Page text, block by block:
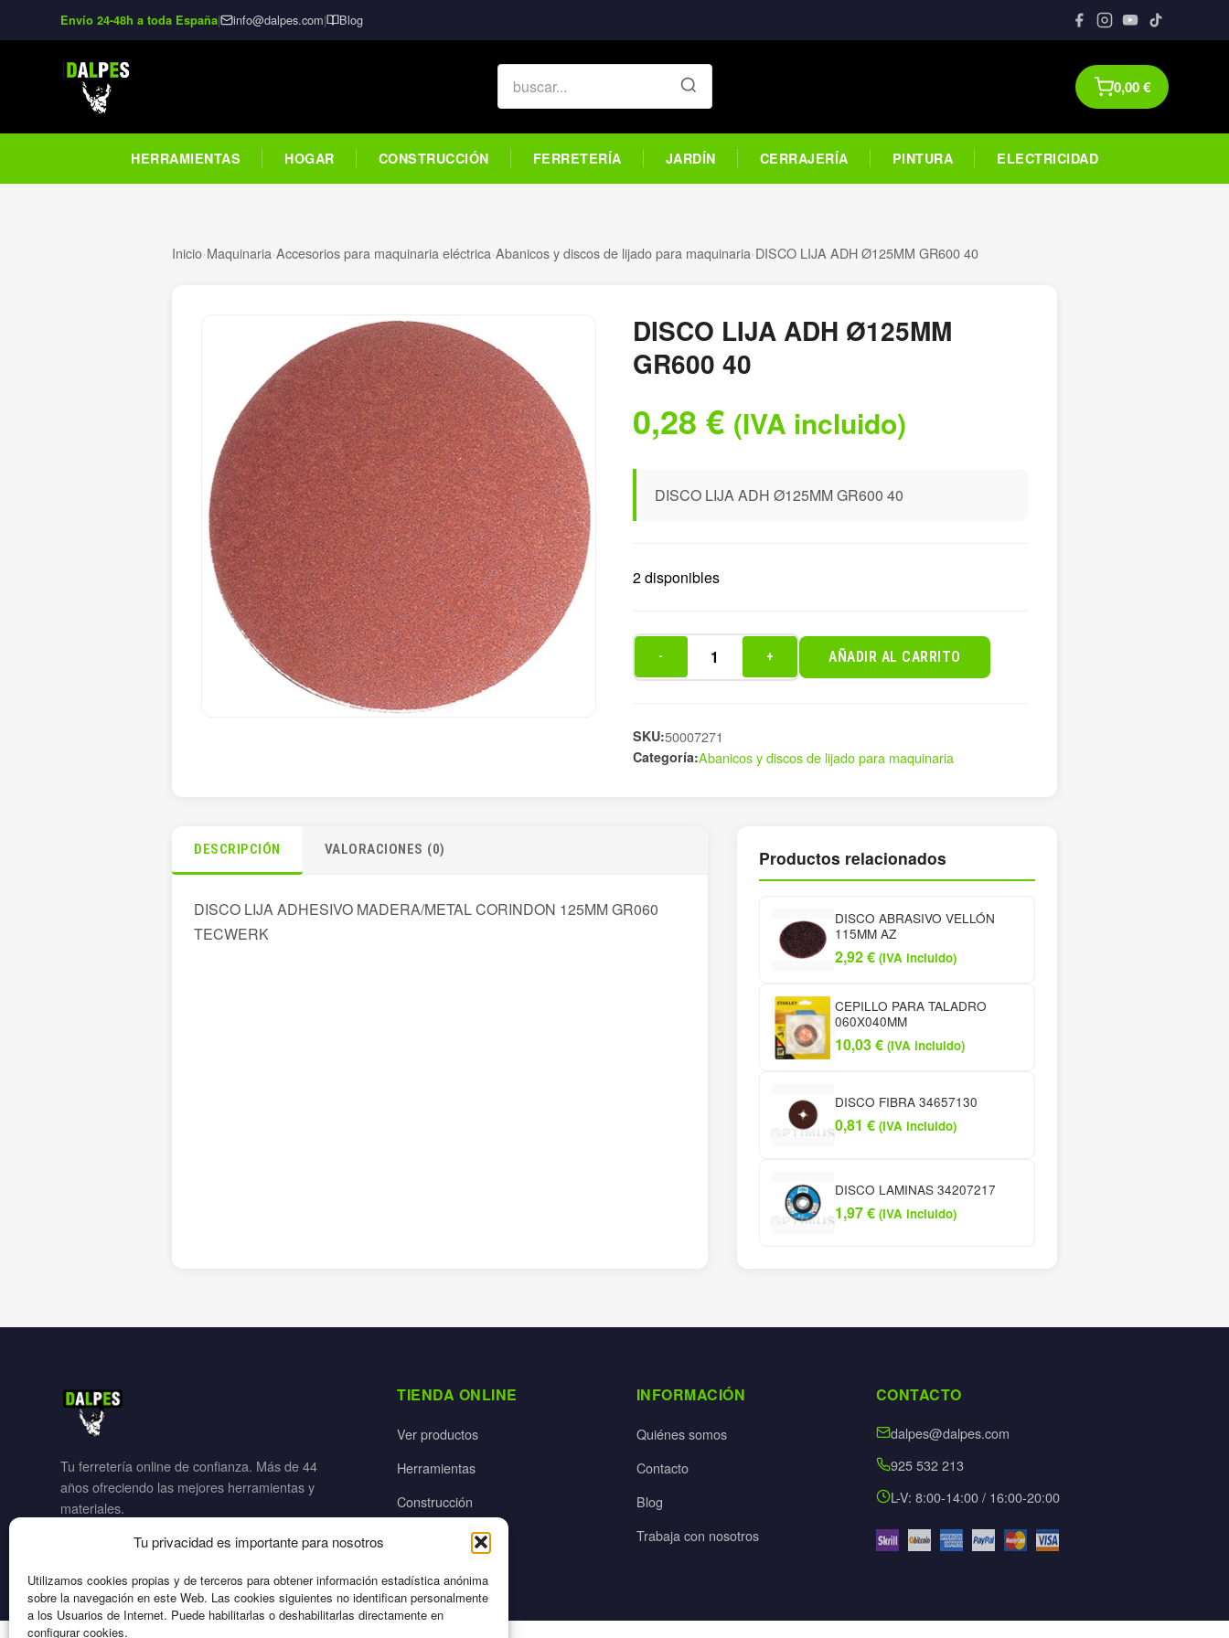
Tu privacidad es importante para nosotros
Utilizamos cookies propias y de terceros para obtener información estadística anónima
sobre la navegación en este Web. Las cookies siguientes no identifican personalmente
a los Usuarios de Internet. Puede habilitarlas o deshabilitarlas directamente en
configurar cookies.
Envío 24-48h a toda España| info@dalpes.com| Blog
0,00€
HERRAMIENTAS HOGAR CONSTRUCCIÓN FERRETERÍA JARDÍN CERRAJERÍA PINTURA ELECTRICIDAD
Inicio›Maquinaria›Accesorios para maquinaria eléctrica›Abanicos y discos de lijado para maquinaria›DISCO LIJA ADH Ø125MM GR600 40
DISCO LIJA ADH Ø125MM
GR600 40
0,28 € (IVA incluido)
DISCO LIJA ADH Ø125MM GR600 40
2 disponibles
Ø125MM
GR600
- + AÑADIR AL CARRITO
SKU:50007271
Categoría:Abanicos y discos de lijado para maquinaria
DESCRIPCIÓN VALORACIONES (0)
DISCO LIJA ADHESIVO MADERA/METAL CORINDON 125MM GR060
TECWERK
Productos relacionados
DISCO ABRASIVO VELLÓN
115MM AZ
2,92€ (IVA incluido)
CEPILLO PARA TALADRO
060X040MM
10,03€ (IVA incluido)
DISCO FIBRA 34657130
0,81 € (IVA incluido)
DISCO LAMINAS 34207217
1,97€ (IVA incluido)
Tu ferretería online de confianza. Más de 44
años ofreciendo las mejores herramientas y
materiales.
TIENDA ONLINE
Ver productos
Herramientas
Construcción
INFORMACIÓN
Quiénes somos
Contacto
Blog
Trabaja con nosotros
CONTACTO
dalpes@dalpes.com
925 532 213
L-V: 8:00-14:00 / 16:00-20:00